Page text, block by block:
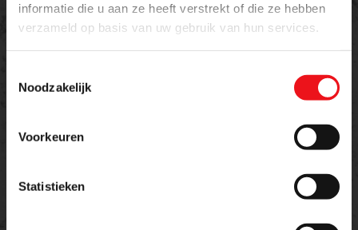
informatie die u aan ze heeft verstrekt of die ze hebben
verzameld op basis van uw gebruik van hun services.
Noodzakelijk
Voorkeuren
Statistieken
Offerte aanvragen